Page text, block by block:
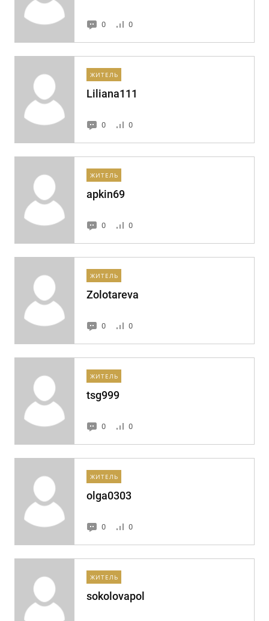
0 0
ЖИТЕЛЬ
Liliana111
0 0
ЖИТЕЛЬ
apkin69
0 0
ЖИТЕЛЬ
Zolotareva
0 0
ЖИТЕЛЬ
tsg999
0 0
ЖИТЕЛЬ
olga0303
0 0
ЖИТЕЛЬ
sokolovapol